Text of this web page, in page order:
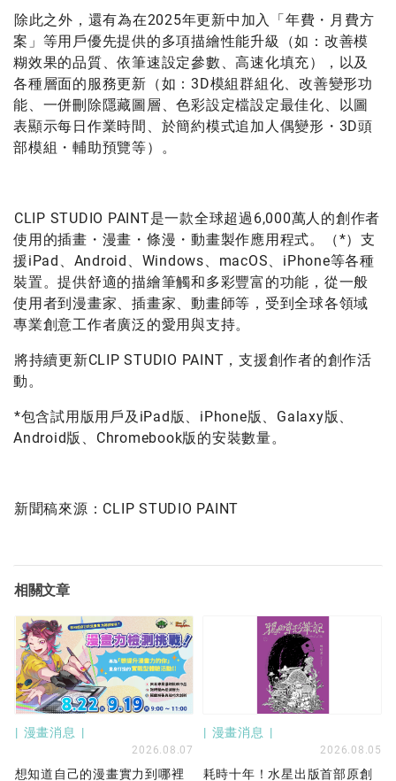
除此之外，還有為在2025年更新中加入「年費・月費方
案」等用戶優先提供的多項描繪性能升級（如：改善模
糊效果的品質、依筆速設定參數、高速化填充），以及
各種層面的服務更新（如：3D模組群組化、改善變形功
能、一併刪除隱藏圖層、色彩設定檔設定最佳化、以圖
表顯示每日作業時間、於簡約模式追加人偶變形・3D頭
部模組・輔助預覽等）。
CLIP STUDIO PAINT是一款全球超過6,000萬人的創作者
使用的插畫・漫畫・條漫・動畫製作應用程式。（*）支
援iPad、Android、Windows、macOS、iPhone等各種
裝置。提供舒適的描繪筆觸和多彩豐富的功能，從一般
使用者到漫畫家、插畫家、動畫師等，受到全球各領域
專業創意工作者廣泛的愛用與支持。
將持續更新CLIP STUDIO PAINT，支援創作者的創作活
動。
*包含試用版用戶及iPad版、iPhone版、Galaxy版、
Android版、Chromebook版的安裝數量。
新聞稿來源：CLIP STUDIO PAINT
相關文章
漫畫消息
2026.08.07
想知道自己的漫畫實力到哪裡
漫畫消息
2026.08.05
耗時十年！水星出版首部原創